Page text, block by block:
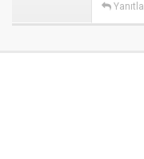
Yanıtla